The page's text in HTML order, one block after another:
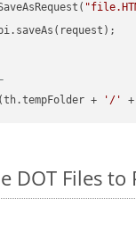
+
'/'
DOT Files to